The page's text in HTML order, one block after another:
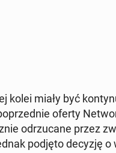
kolei miały być
oferty
od­rzu­ca­ne przez
podjęto decyzję